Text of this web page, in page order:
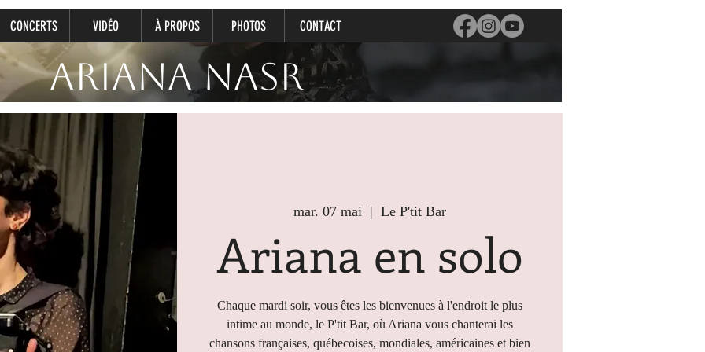
CONCERTS VIDÉO À PROPOS PHOTOS CONTACT
Ariana Nasr
mar. 07 mai
  |
Le P'tit Bar
Ariana en solo
Chaque mardi soir, vous êtes les bienvenues à l'endroit le plus
intime au monde, le P'tit Bar, où Ariana vous chanterai les
chansons françaises, québecoises, mondiales, américaines et bien